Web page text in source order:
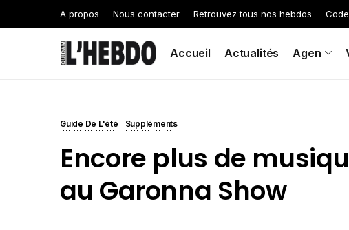
A propos Nous contacter Retrouvez tous nos hebdos
Accueil Actualités Agen
Guide De L'été Suppléments
Encore plus de
au Garonna Show